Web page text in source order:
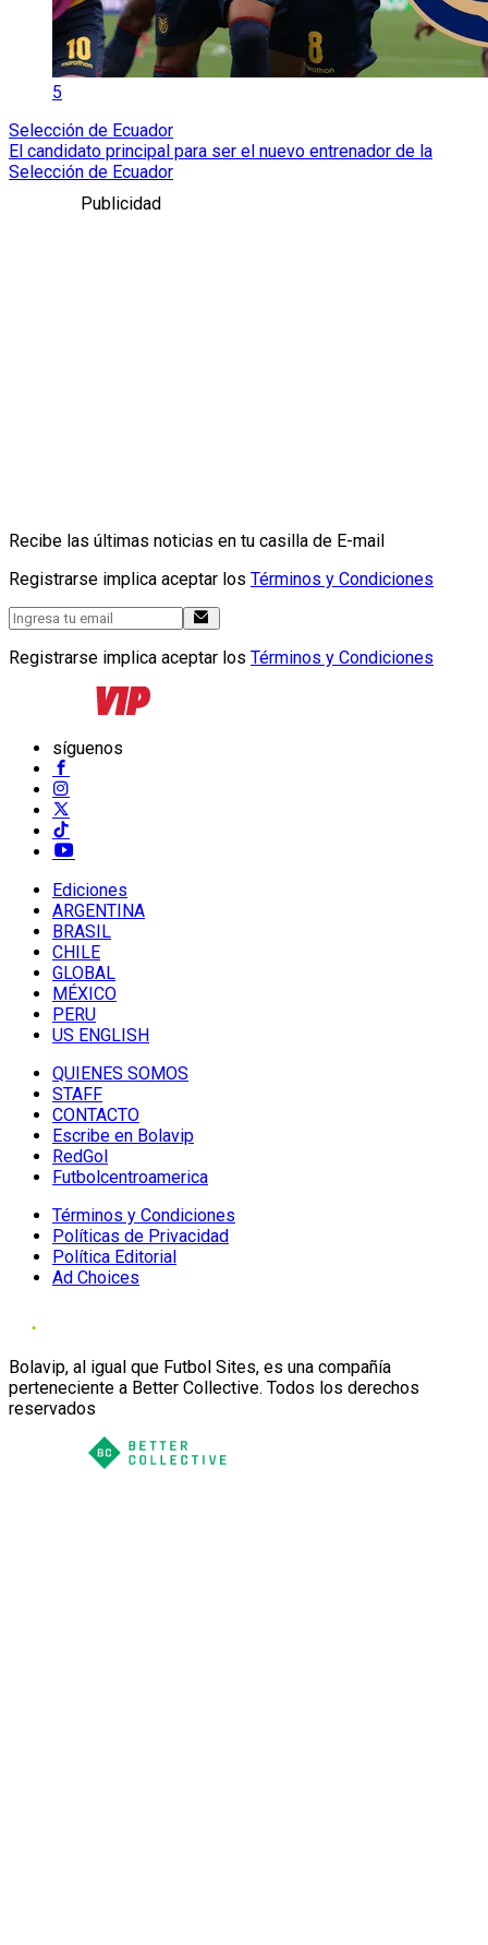
5
Selección de Ecuador
El candidato principal para ser el nuevo entrenador de la
Selección de Ecuador
Publicidad
Recibe las últimas noticias en tu casilla de E-mail
Registrarse implica aceptar los Términos y Condiciones
Registrarse implica aceptar los Términos y Condiciones
síguenos
Ediciones
ARGENTINA
BRASIL
CHILE
GLOBAL
MÉXICO
PERU
US ENGLISH
QUIENES SOMOS
STAFF
CONTACTO
Escribe en Bolavip
RedGol
Futbolcentroamerica
Términos y Condiciones
Políticas de Privacidad
Política Editorial
Ad Choices
Bolavip, al igual que Futbol Sites, es una compañía
perteneciente a Better Collective. Todos los derechos
reservados